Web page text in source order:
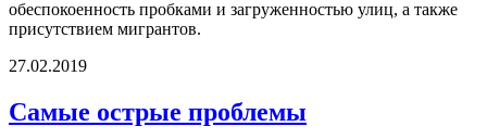
обеспокоенность пробками и загруженностью улиц, а также
присутствием мигрантов.
27.02.2019
Самые острые проблемы